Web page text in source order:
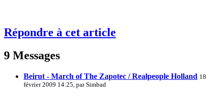
Répondre à cet article
9 Messages
Beirut - March of The Zapotec / Realpeople Holland 18
février 2009 14:25, parSimbad